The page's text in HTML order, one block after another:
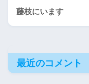
藤枝にいます
最近のコメント